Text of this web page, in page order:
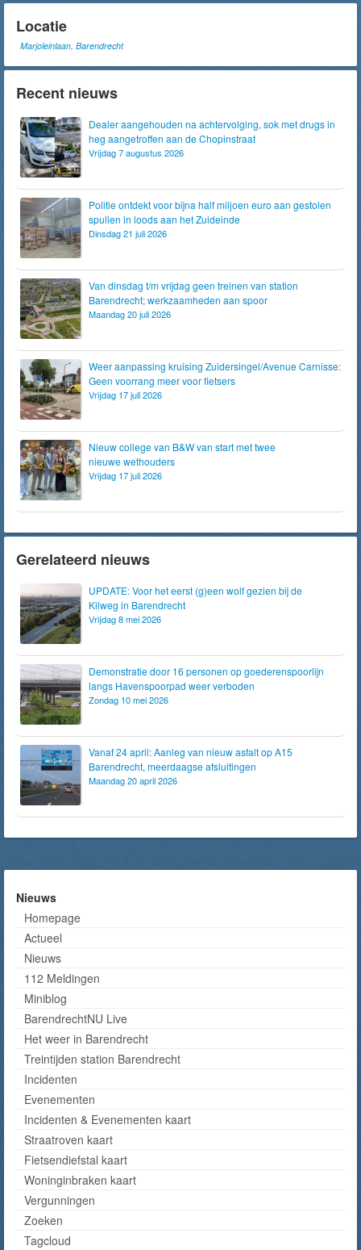
Locatie
Marjoleinlaan, Barendrecht
Recent nieuws
Dealer aangehouden na achtervolging, sok met drugs in
heg aangetroffen aan de Chopinstraat
Vrijdag 7 augustus 2026
Politie ontdekt voor bijna half miljoen euro aan gestolen
spullen in loods aan het Zuideinde
Dinsdag 21 juli 2026
Van dinsdag t/m vrijdag geen treinen van station
Barendrecht; werkzaamheden aan spoor
Maandag 20 juli 2026
Weer aanpassing kruising Zuidersingel/Avenue Carnisse:
Geen voorrang meer voor fietsers
Vrijdag 17 juli 2026
Nieuw college van B&W van start met twee
nieuwe wethouders
Vrijdag 17 juli 2026
Gerelateerd nieuws
UPDATE: Voor het eerst (g)een wolf gezien bij de
Kilweg in Barendrecht
Vrijdag 8 mei 2026
Demonstratie door 16 personen op goederenspoorlijn
langs Havenspoorpad weer verboden
Zondag 10 mei 2026
Vanaf 24 april: Aanleg van nieuw asfalt op A15
Barendrecht, meerdaagse afsluitingen
Maandag 20 april 2026
Nieuws
Homepage
Actueel
Nieuws
112 Meldingen
Miniblog
BarendrechtNU Live
Het weer in Barendrecht
Treintijden station Barendrecht
Incidenten
Evenementen
Incidenten & Evenementen kaart
Straatroven kaart
Fietsendiefstal kaart
Woninginbraken kaart
Vergunningen
Zoeken
Tagcloud